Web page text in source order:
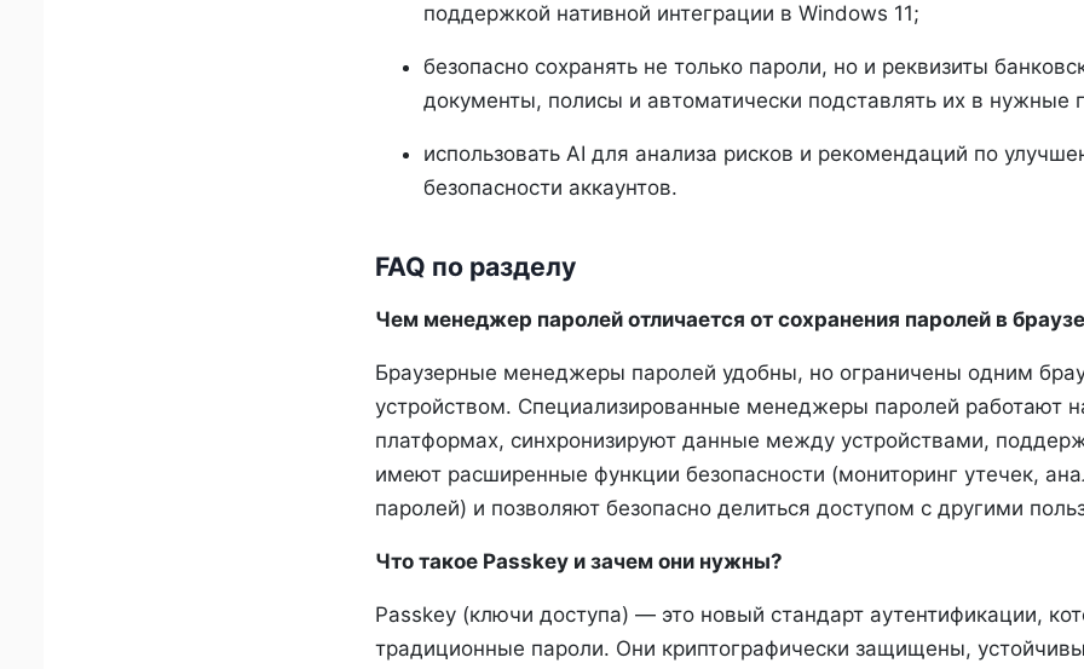
поддержкой нативной интеграции в Windows 11;
безопасно сохранять не только пароли, но и реквизиты
документы, полисы и автоматически подставлять их в нужные
использовать AI для анализа рисков и рекомендаций по
безопасности аккаунтов.
FAQ по разделу
Чем менеджер паролей отличается от сохранения паролей в
Браузерные менеджеры паролей удобны, но ограничены одним
устройством. Специализированные менеджеры паролей работают
платформах, синхронизируют данные между устройствами,
имеют расширенные функции безопасности (мониторинг утечек,
паролей) и позволяют безопасно делиться доступом с другими
Что такое Passkey и зачем они нужны?
Passkey (ключи доступа) — это новый стандарт аутентификации,
традиционные пароли. Они криптографически защищены,